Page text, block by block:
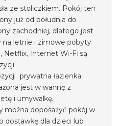
ze stoliczkiem. Pokój ten
już od półudnia do
zachodniej, dlatego jest
na letnie i zimowe pobyty.
Netflix, Internet Wi-Fi są
prywatna łazienka.
jest w wannę z
i umywalkę.
można doposażyć pokój w
dostawkę dla dzieci lub